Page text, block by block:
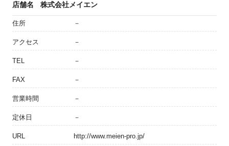
店舗名 株式会社メイエン
住所 －
アクセス －
TEL －
FAX －
営業時間 －
定休日 －
URL http://www.meien-pro.jp/